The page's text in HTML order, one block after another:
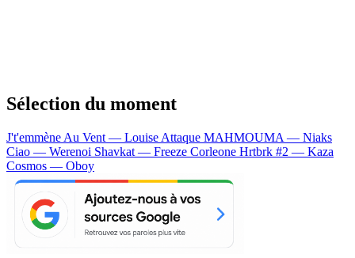
Sélection du moment
J't'emmène Au Vent — Louise Attaque MAHMOUMA — Niaks
Ciao — Werenoi Shavkat — Freeze Corleone Hrtbrk #2 — Kaza
Cosmos — Oboy